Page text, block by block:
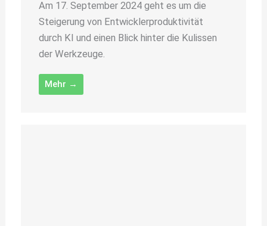
Am 17. September 2024 geht es um die
Steigerung von Entwicklerproduktivität
durch KI und einen Blick hinter die Kulissen
der Werkzeuge.
Mehr →